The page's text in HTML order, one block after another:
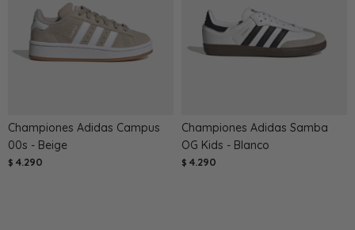
Championes Adidas Campus
00s - Beige
$ 4.290
Championes Adidas Samba
OG Kids - Blanco
$ 4.290